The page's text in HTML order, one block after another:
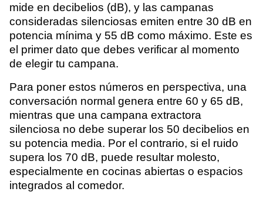
mide en decibelios (dB), y las campanas
consideradas silenciosas emiten entre 30 dB en
potencia mínima y 55 dB como máximo. Este es
el primer dato que debes verificar al momento
de elegir tu campana.
Para poner estos números en perspectiva, una
conversación normal genera entre 60 y 65 dB,
mientras que una campana extractora
silenciosa no debe superar los 50 decibelios en
su potencia media. Por el contrario, si el ruido
supera los 70 dB, puede resultar molesto,
especialmente en cocinas abiertas o espacios
integrados al comedor.